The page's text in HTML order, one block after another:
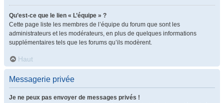
Qu’est-ce que le lien « L’équipe » ?
Cette page liste les membres de l’équipe du forum que sont les
administrateurs et les modérateurs, en plus de quelques informations
supplémentaires tels que les forums qu’ils modèrent.
Haut
Messagerie privée
Je ne peux pas envoyer de messages privés !